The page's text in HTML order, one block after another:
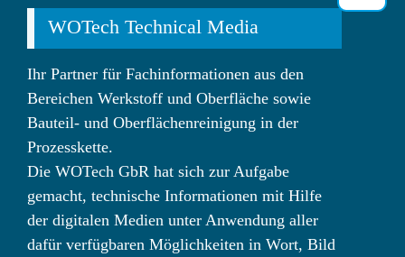
WOTech Technical Media
Ihr Partner für Fachinformationen aus den
Bereichen Werkstoff und Oberfläche sowie
Bauteil- und Oberflächenreinigung in der
Prozesskette.
Die WOTech GbR hat sich zur Aufgabe
gemacht, technische Informationen mit Hilfe
der digitalen Medien unter Anwendung aller
dafür verfügbaren Möglichkeiten in Wort, Bild